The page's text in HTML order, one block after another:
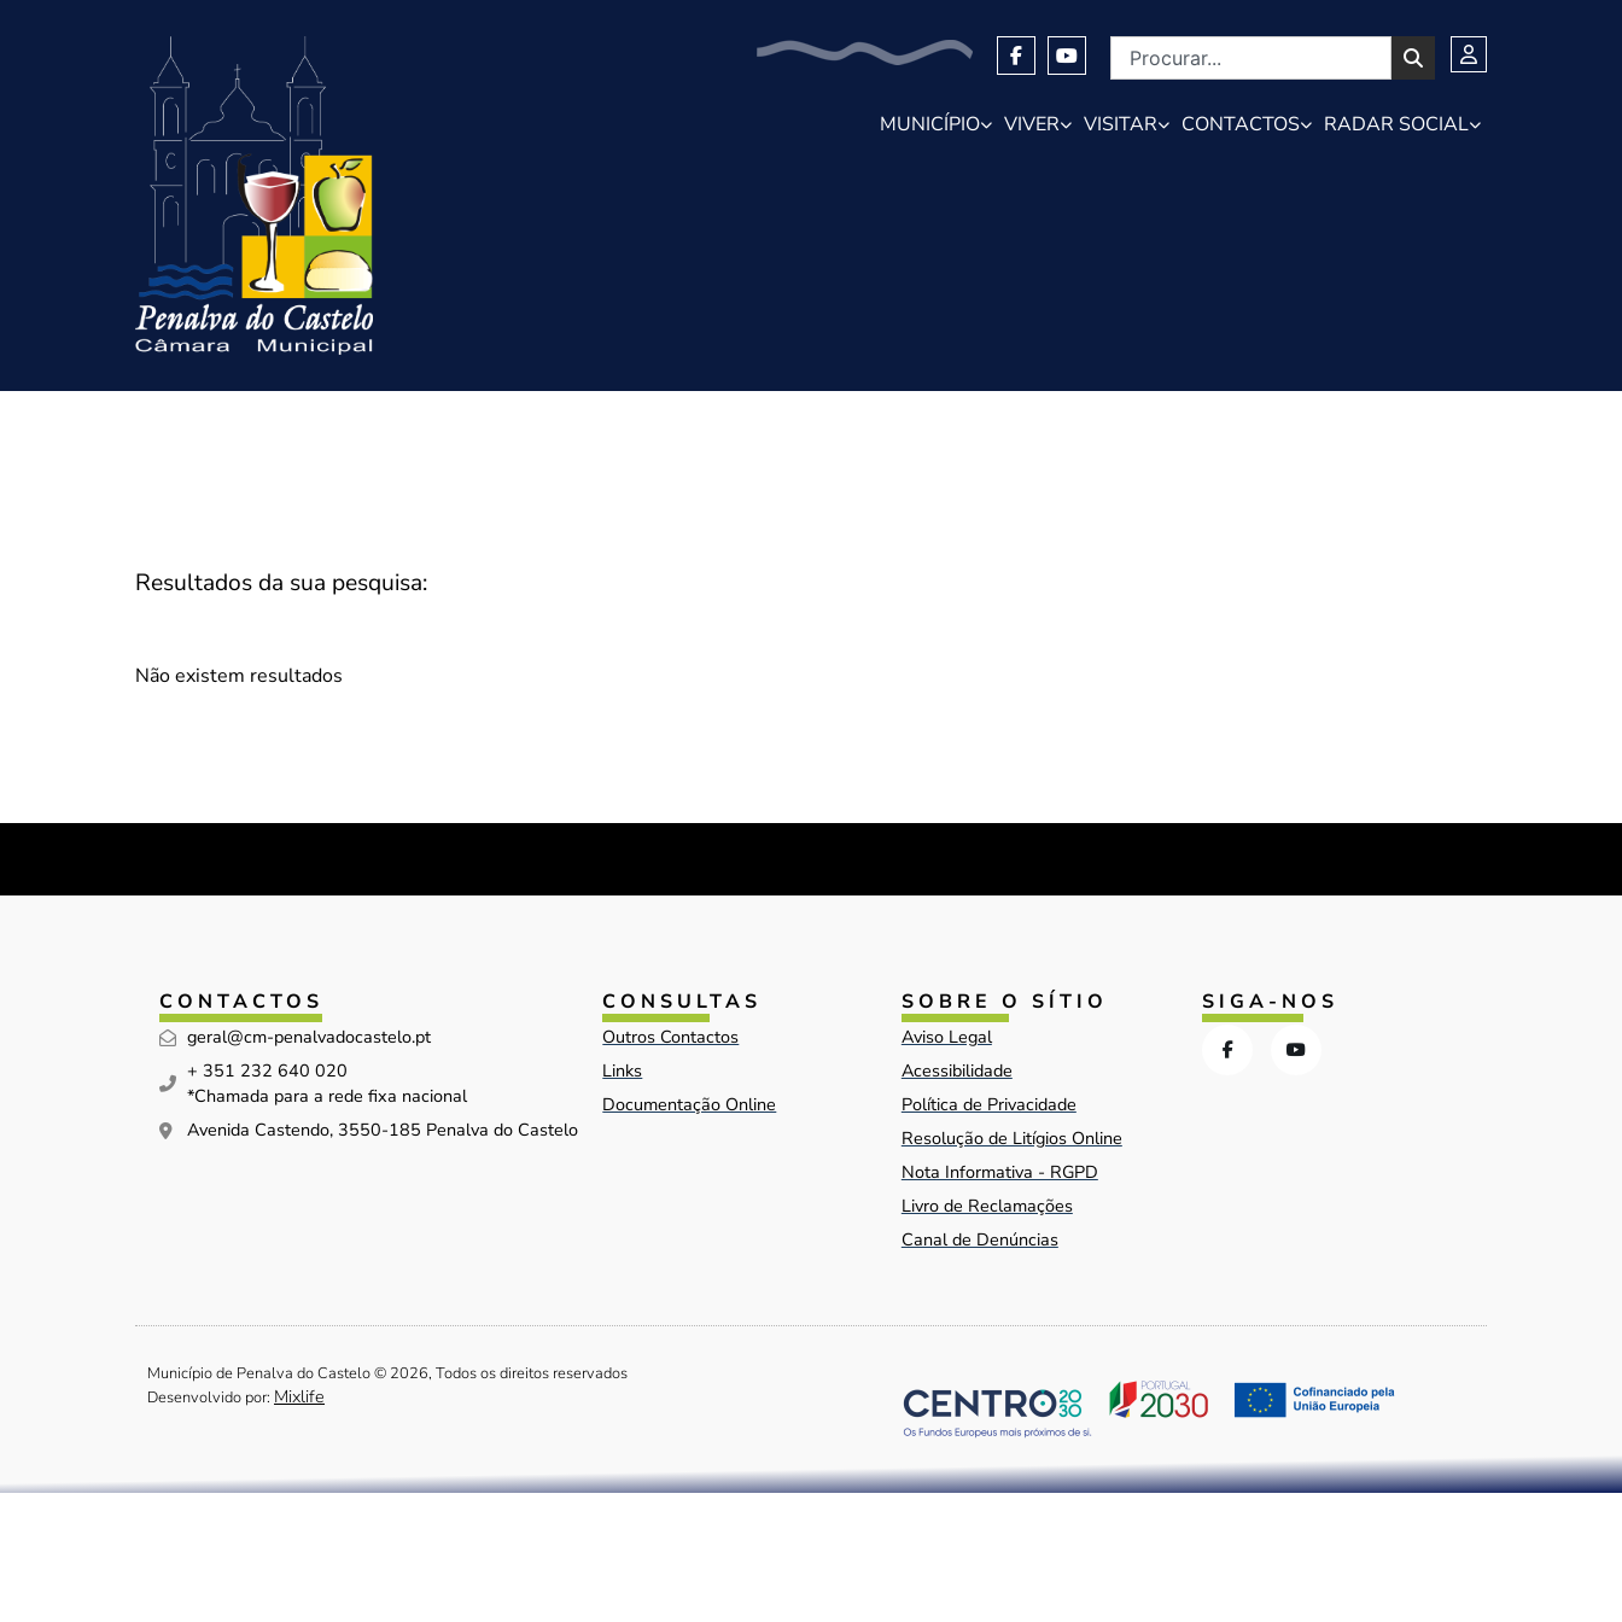
MUNICÍPIO VIVER VISITAR CONTACTOS RADAR SOCIAL
Resultados da sua pesquisa:
Não existem resultados
CONTACTOS
geral@cm-penalvadocastelo.pt
+ 351 232 640 020
*Chamada para a rede fixa nacional
Avenida Castendo, 3550-185 Penalva do Castelo
CONSULTAS
Outros Contactos
Links
Documentação Online
SOBRE O SÍTIO
Aviso Legal
Acessibilidade
Política de Privacidade
Resolução de Litígios Online
Nota Informativa - RGPD
Livro de Reclamações
Canal de Denúncias
SIGA-NOS
Município de Penalva do Castelo © 2026, Todos os direitos reservados
Desenvolvido por: Mixlife